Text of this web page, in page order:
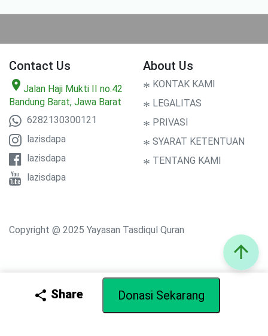
share Share Donasi Sekarang
Contact Us
location_on Jalan Haji Mukti II no.42
Bandung Barat, Jawa Barat
6282130300121
lazisdapa
lazisdapa
lazisdapa
About Us
* KONTAK KAMI
* LEGALITAS
* PRIVASI
* SYARAT KETENTUAN
* TENTANG KAMI
Copyright @ 2025 Yayasan Tasdiqul Quran
arrow_upward